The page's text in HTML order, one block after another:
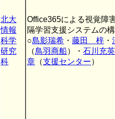
北大
情報
科学
研究
科
Office365による視覚障
隔学習支援システムの
○島影瑞希 ・ 藤田 梓 ・
（鳥羽商船）・ 石川充英
章 （支援センター）